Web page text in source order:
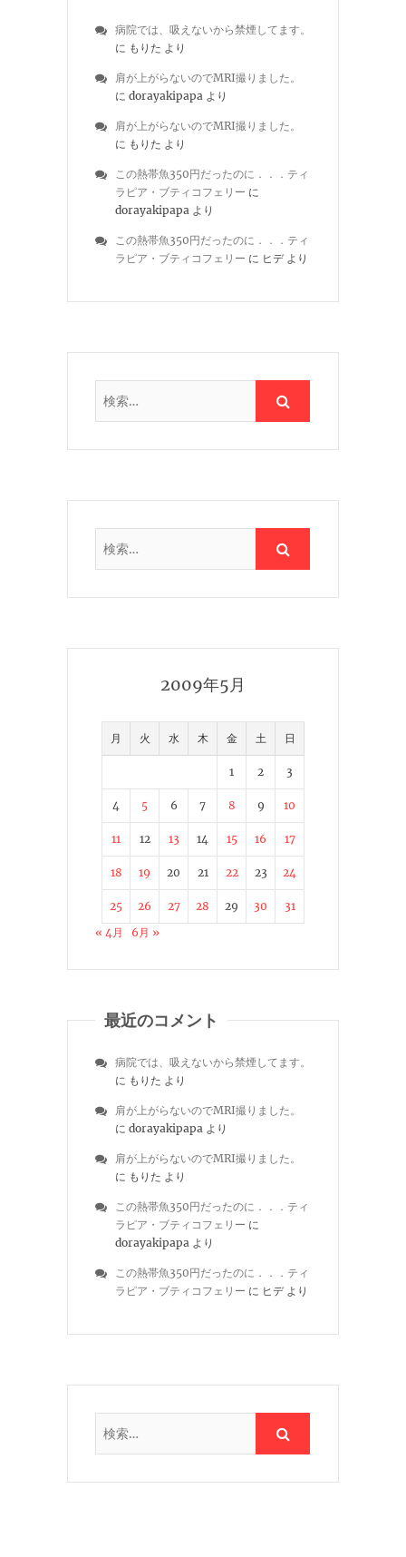
病院では、吸えないから禁煙してます。
に もりた より
肩が上がらないのでMRI撮りました。
に dorayakipapa より
肩が上がらないのでMRI撮りました。
に もりた より
この熱帯魚350円だったのに．．．ティ
ラピア・ブティコフェリー に
dorayakipapa より
この熱帯魚350円だったのに．．．ティ
ラピア・ブティコフェリー に ヒデより
2009年5月
月 火 水 木 金 土 日
1 2 3
4 5 6 7 8 9 10
11 12 13 14 15 16 17
18 19 20 21 22 23 24
25 26 27 28 29 30
31
« 4月
6月 »
最近のコメント
病院では、吸えないから禁煙してます。
に もりた より
肩が上がらないのでMRI撮りました。
に dorayakipapa より
肩が上がらないのでMRI撮りました。
に もりた より
この熱帯魚350円だったのに．．．ティ
ラピア・ブティコフェリー に
dorayakipapa より
この熱帯魚350円だったのに．．．ティ
ラピア・ブティコフェリー に ヒデより